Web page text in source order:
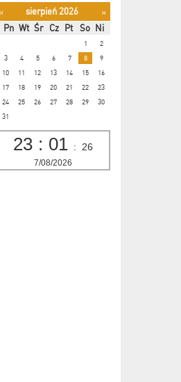
sierpień 2026
»
Pn Wt Śr Cz Pt So Ni
1
2
3
4 5 6 7 8
9
10
11 12 13 14 15
16
17
18 19 20 21 22
23
24
25 26 27 28 29
30
31
23 : 01 : 27
7/08/2026